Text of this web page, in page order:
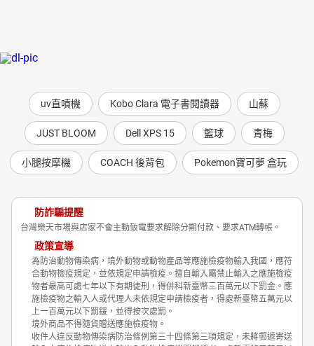
uv直噴機 Kobo Clara 電子書閱讀器 山蘇
JUST BLOOM Dell XPS 15 籃球 青梅
小腿按摩機 COACH 後背包 Pokemon寶可夢 盒玩
防詐騙提醒
台灣樂天市場與店家不會主動致電要求解除分期付款、要求ATM轉帳。
政策宣導
為防治動物傳染病，境外動物或動物產品等應施檢疫物輸入我國，應符
合動物檢疫規定，並依規定申請檢疫。擅自輸入屬禁止輸入之應施檢疫
物者最高可處七年以下有期徒刑，得併科新臺幣三百萬元以下罰金。應
施檢疫物之輸入人或代理人未依規定申請檢疫者，得處新臺幣五萬元以
上一百萬元以下罰鍰，並得按次處罰。
境外商品不得隨貨贈送應施檢疫物。
收件人違反動物傳染病防治條例第三十四條第三項規定，未將郵遞寄送